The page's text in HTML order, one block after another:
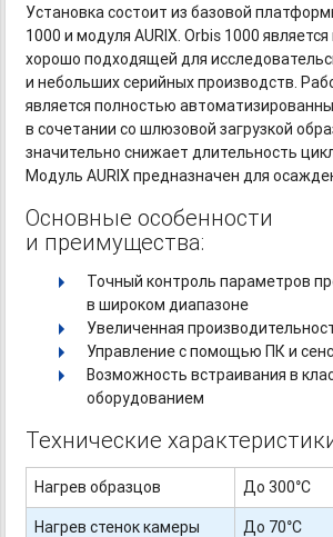
Установка состоит из базовой
1000 и модуля AURIX. Orbis 1000
хорошо подходящей для
и небольших серийных производств.
является полностью
в сочетании со шлюзовой загрузкой
значительно снижает длительность
Модуль AURIX предназначен для
Основные особенности
и преимущества:
Точный контроль параметров
в широком диапазоне
Увеличенная
Управление с помощью ПК и
Возможность встраивания в
оборудованием
Технические
Нагрев образцов
До 300°С
Нагрев стенок камеры
До 70°С